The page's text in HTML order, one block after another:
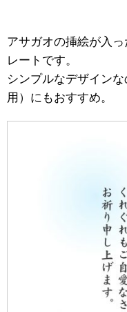
アサガオの挿絵が入
レートです。
シンプルなデザイン
用）にもおすすめ。